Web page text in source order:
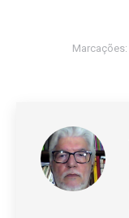
Marcações: